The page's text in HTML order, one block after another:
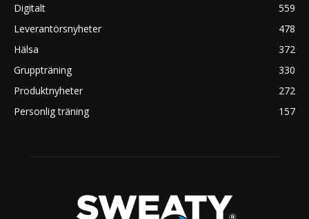
Digitalt
559
Leverantörsnyheter
478
Hälsa
372
Gruppträning
330
Produktnyheter
272
Personlig träning
157